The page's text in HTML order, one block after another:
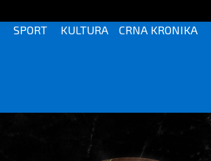
SPORT KULTURA CRNA KRONIKA